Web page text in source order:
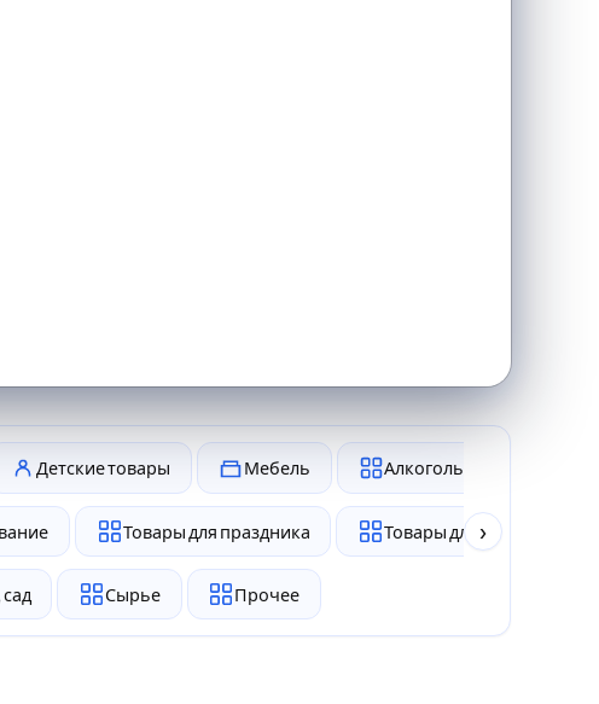
Детские товары Мебель Алкоголь и табак
Товары для праздника Товары для животных
Сырье Прочее
›